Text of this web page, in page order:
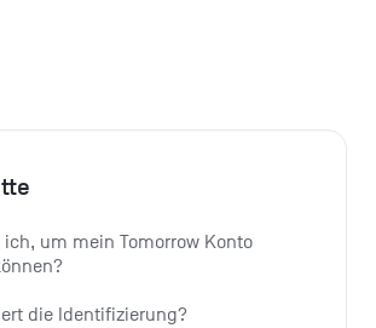
ich, um mein Tomorrow Konto
die Identifizierung?